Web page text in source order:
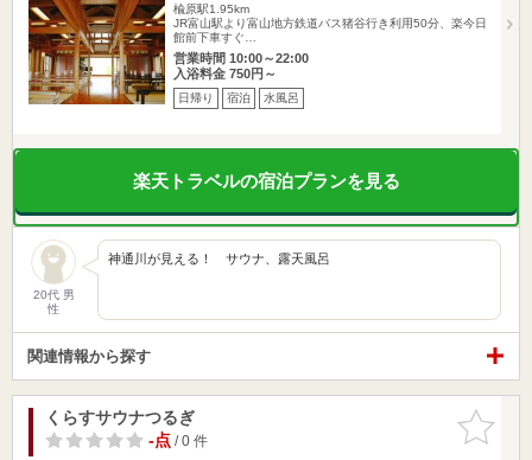
楡原駅1.95km
JR富山駅より富山地方鉄道バス猪谷行き利用50分、楽今日
館前下車すぐ…
営業時間 10:00～22:00
入浴料金 750円～
日帰り 宿泊 水風呂
楽天トラベルの宿泊プランを見る
20代 男
性
神通川が見える！ サウナ、露天風呂
関連情報から探す
お気に入
りに追加
くらすサウナつるぎ
-点/ 0 件